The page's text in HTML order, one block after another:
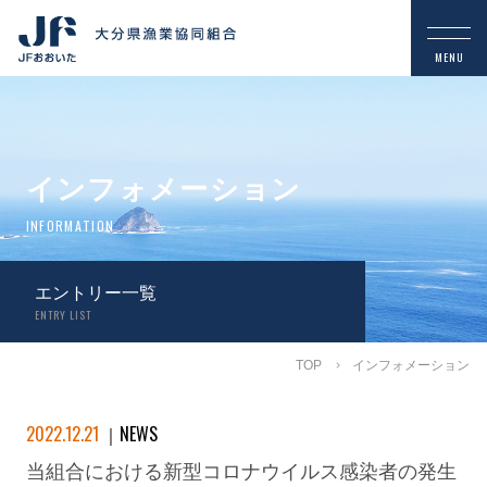
インフォメーション
INFORMATION
エントリー一覧
ENTRY LIST
TOP インフォメーション
2022.12.21 NEWS
当組合における新型コロナウイルス感染者の発生